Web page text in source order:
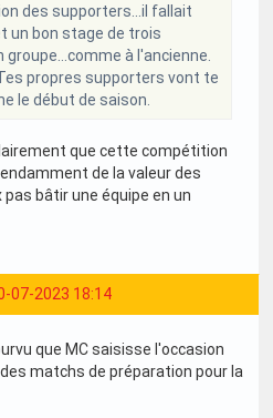
des supporters...il fallait
un bon stage de trois
à l'ancienne.
propres supporters vont te
le début de saison.
que cette compétition
de la valeur des
bâtir une équipe en un
07-2023 18:14
que MC saisisse l'occasion
matchs de préparation pour la